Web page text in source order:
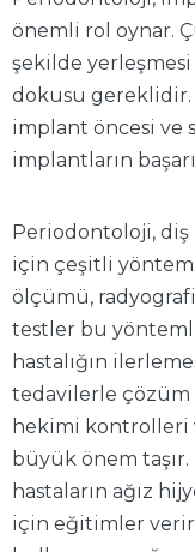
önemli rol oynar.
şekilde
dokusu
implant öncesi ve
implantların
Periodontoloji, diş
için çeşitli
ölçümü,
testler bu
hastalığın
tedavilerle çözüm
hekimi kontrolleri
büyük önem
hastaların ağız
için eğitimler